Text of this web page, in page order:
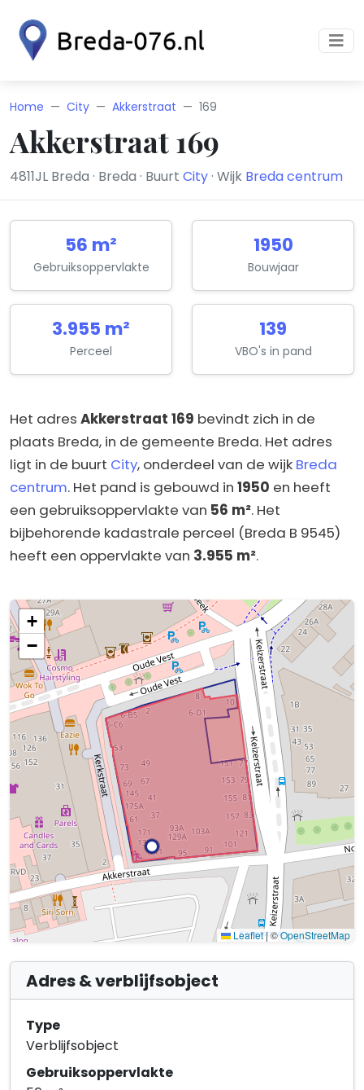
Home City Akkerstraat 169
Akkerstraat 169
4811JL Breda · Breda · Buurt City· Wijk Breda centrum
56 m²
Gebruiksoppervlakte
1950
Bouwjaar
3.955 m²
Perceel
139
VBO's in pand
Het adres Akkerstraat 169 bevindt zich in de
plaats Breda, in de gemeente Breda. Het adres
ligt in de buurt City, onderdeel van de wijk Breda
centrum. Het pand is gebouwd in 1950 en heeft
een gebruiksoppervlakte van 56 m². Het
bijbehorende kadastrale perceel (Breda B 9545)
heeft een oppervlakte van 3.955 m².
+
−
Leaflet|©OpenStreetMap
Adres & verblijfsobject
Type
Verblijfsobject
Gebruiksoppervlakte